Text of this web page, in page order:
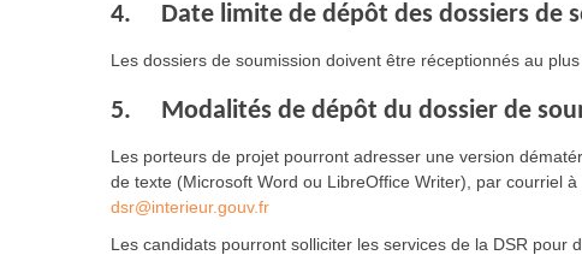
4. Date limite de dépôt des dossiers de
Les dossiers de soumission doivent être réceptionnés au
5. Modalités de dépôt du dossier de
Les porteurs de projet pourront adresser une version
de texte (Microsoft Word ou LibreOffice Writer), par courriel à
dsr@interieur.gouv.fr
Les candidats pourront solliciter les services de la DSR pour